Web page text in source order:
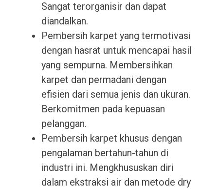
Sangat terorganisir dan dapat
diandalkan.
Pembersih karpet yang termotivasi
dengan hasrat untuk mencapai hasil
yang sempurna. Membersihkan
karpet dan permadani dengan
efisien dari semua jenis dan ukuran.
Berkomitmen pada kepuasan
pelanggan.
Pembersih karpet khusus dengan
pengalaman bertahun-tahun di
industri ini. Mengkhususkan diri
dalam ekstraksi air dan metode dry